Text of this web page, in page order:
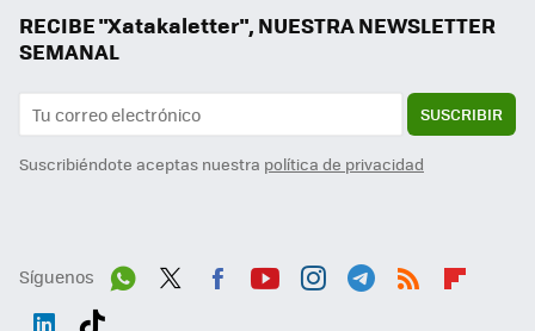
RECIBE "Xatakaletter", NUESTRA NEWSLETTER
SEMANAL
SUSCRIBIR
Suscribiéndote aceptas nuestra política de privacidad
Síguenos